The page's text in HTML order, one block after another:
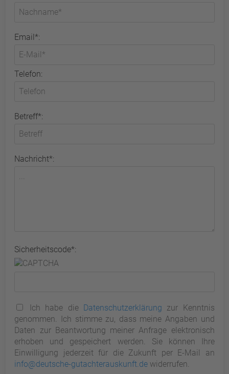
Email*:
Telefon:
Betreff*:
Nachricht*:
Sicherheitscode*:
Ich habe die Datenschutzerklärung zur Kenntnis
genommen. Ich stimme zu, dass meine Angaben und
Daten zur Beantwortung meiner Anfrage elektronisch
erhoben und gespeichert werden. Sie können Ihre
Einwilligung jederzeit für die Zukunft per E-Mail an
info@deutsche-gutachterauskunft.de widerrufen.